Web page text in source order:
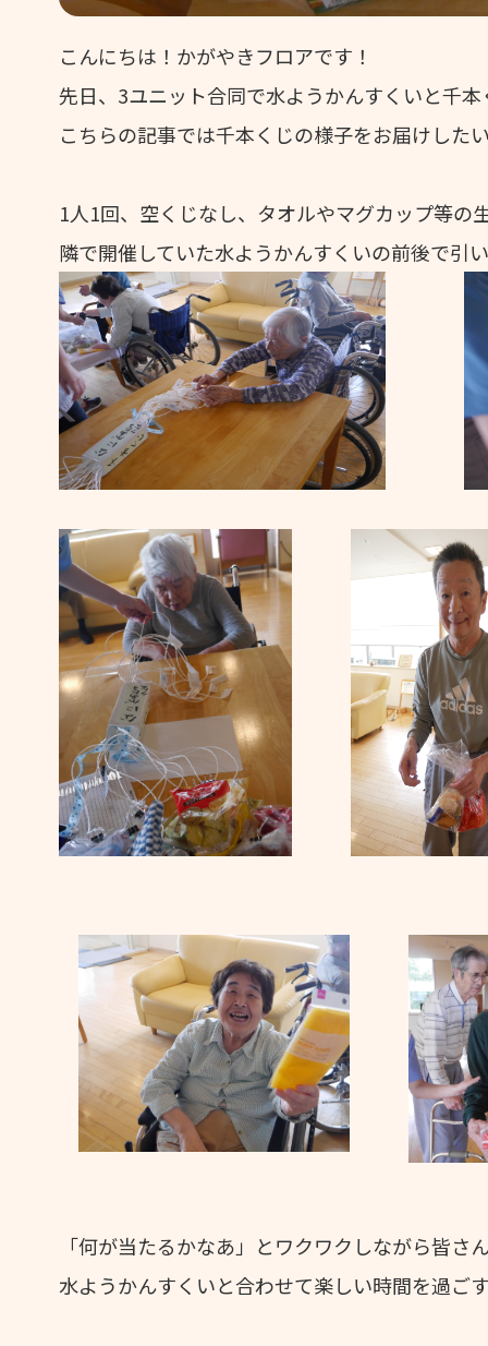
こんにちは！かがやきフロアです！
先日、3ユニット合同で水ようかんすくいと千
こちらの記事では千本くじの様子をお届けした
1人1回、空くじなし、タオルやマグカップ等の
隣で開催していた水ようかんすくいの前後で引
「何が当たるかなあ」とワクワクしながら皆
水ようかんすくいと合わせて楽しい時間を過